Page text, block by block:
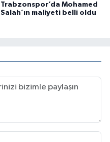
Trabzonspor’da Mohamed
Salah’ın maliyeti belli oldu